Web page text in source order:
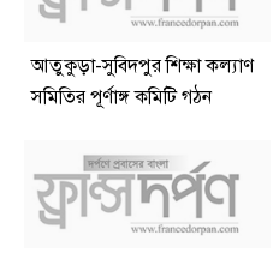
আতুকুড়া-সুবিদপুর শিক্ষা কল্যাণ
সমিতির পূর্ণাঙ্গ কমিটি গঠন